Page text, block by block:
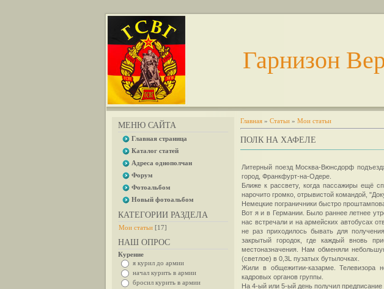
Гарнизон
МЕНЮ САЙТА
Главная страница
Каталог статей
Адреса однополчан
Форум
Фотоальбом
Новый фотоальбом
КАТЕГОРИИ РАЗДЕЛА
Мои статьи [17]
НАШ ОПРОС
Курение
я курил до армии
начал курить в армии
бросил курить в армии
Главная » Статьи » Мои статьи
ПОЛК НА ХАФЕЛЕ
Литерный поезд Москва-Вюнсдорф
город, Франкфурт-на-Одере.
Ближе к рассвету, когда пассажиры ещё
нарочито громко, отрывистой командой,
Немецкие пограничники быстро
Вот я и в Германии. Было раннее летнее
нас встречали и на армейских автобусах
не раз приходилось бывать для
закрытый городок, где каждый вновь
местоназначения. Нам обменяли
(светлое) в 0,3L пузатых бутылочках.
Жили в общежитии-казарме. Телевизора
кадровых органов группы.
На 4-ый или 5-ый день получил предписание